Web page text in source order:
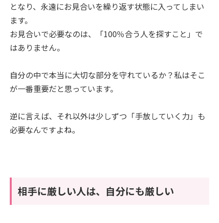
となり、永遠にお見合いを繰り返す状態に入ってしまい
ます。
お見合いで必要なのは、「100％合う人を探すこと」で
はありません。
自分の中で本当に大切な部分を守れているか？私はそこ
が一番重要だと思っています。
逆に言えば、それ以外は少しずつ「手放していく力」も
必要なんですよね。
相手に厳しい人は、自分にも厳しい